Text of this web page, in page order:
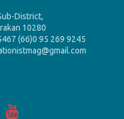
District,
10280
(66)0 95 269 9245